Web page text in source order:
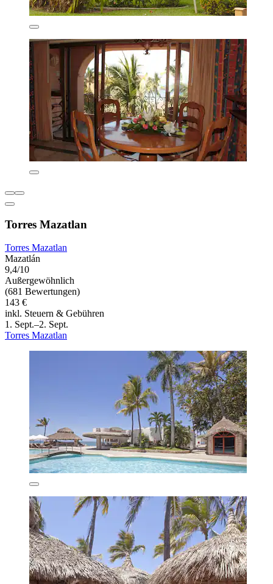
Torres Mazatlan
Torres Mazatlan
Mazatlán
9,4/10
Außergewöhnlich
(681 Bewertungen)
143 €
inkl. Steuern & Gebühren
1. Sept.–2. Sept.
Torres Mazatlan